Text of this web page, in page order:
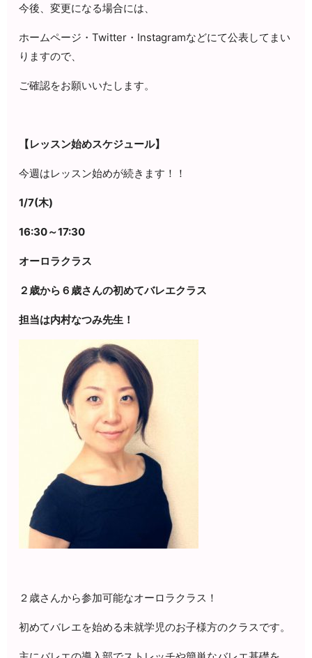
今後、変更になる場合には、
ホームページ・Twitter・Instagramなどにて公表してまい
りますので、
ご確認をお願いいたします。
【レッスン始めスケジュール】
今週はレッスン始めが続きます！！
1/7(木)
16:30～17:30
オーロラクラス
２歳から６歳さんの初めてバレエクラス
担当は内村なつみ先生！
２歳さんから参加可能なオーロラクラス！
初めてバレエを始める未就学児のお子様方のクラスです。